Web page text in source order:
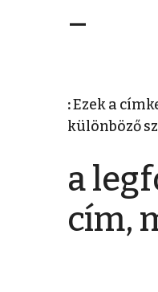
–
:Ezek a
különböző
a
cím,